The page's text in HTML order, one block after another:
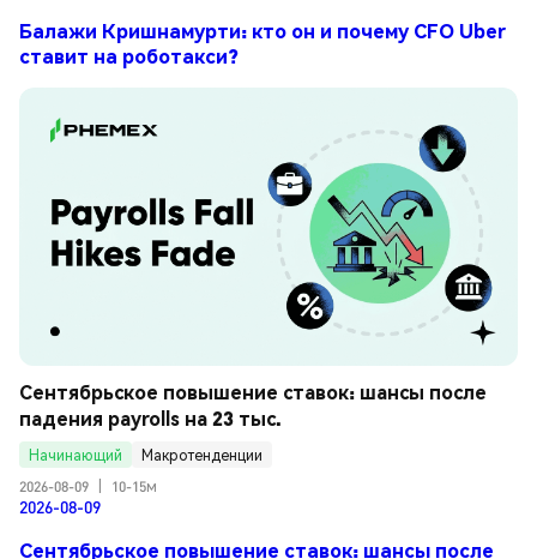
Балажи Кришнамурти: кто он и почему CFO Uber
ставит на роботакси?
Сентябрьское повышение ставок: шансы после
падения payrolls на 23 тыс.
Начинающий
Макротенденции
2026-08-09
10-15м
2026-08-09
Сентябрьское повышение ставок: шансы после